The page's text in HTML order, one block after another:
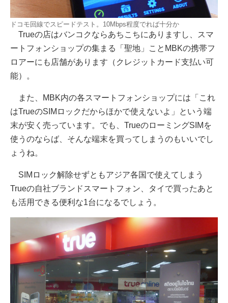
ドコモ回線でスピードテスト。10Mbps程度でれば十分か
Trueの店はバンコクならあちこちにありますし、スマ
ートフォンショップの集まる「聖地」ことMBKの携帯フ
ロアーにも店舗があります（クレジットカード支払い可
能）。
また、MBK内の各スマートフォンショップには「これ
はTrueのSIMロックだからほかで使えないよ」という端
末が安く売っています。でも、TrueのローミングSIMを
使うのならば、そんな端末を買ってしまうのもいいでし
ょうね。
SIMロック解除せずともアジア各国で使えてしまう
Trueの自社ブランドスマートフォン、タイで買ったあと
も活用できる便利な1台になるでしょう。